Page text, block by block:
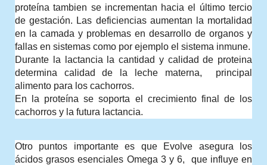
proteína tambien se incrementan hacia el último tercio
de gestación. Las deficiencias aumentan la mortalidad
en la camada y problemas en desarrollo de organos y
fallas en sistemas como por ejemplo el sistema inmune.
Durante la lactancia la cantidad y calidad de proteina
determina calidad de la leche materna,  principal
alimento para los cachorros.
En la proteína se soporta el crecimiento final de los
cachorros y la futura lactancia.
Otro puntos importante es que Evolve asegura los
ácidos grasos esenciales Omega 3 y 6,  que influye en